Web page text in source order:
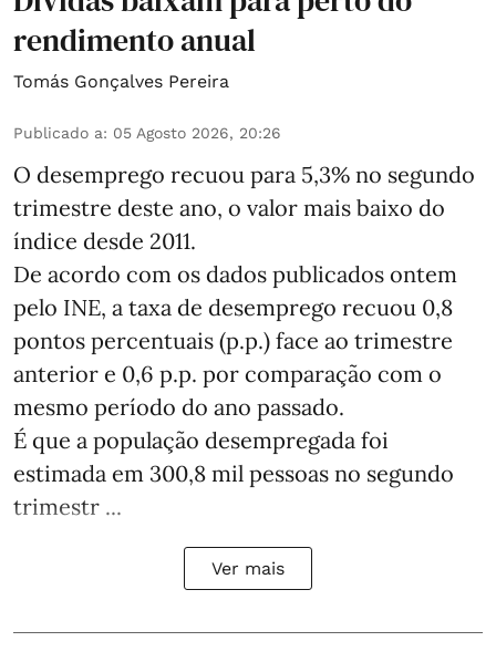
rendimento anual
Tomás Gonçalves Pereira
Publicado a: 05 Agosto 2026, 20:26
O desemprego recuou para 5,3% no segundo
trimestre deste ano, o valor mais baixo do
índice desde 2011.
De acordo com os dados publicados ontem
pelo INE, a taxa de desemprego recuou 0,8
pontos percentuais (p.p.) face ao trimestre
anterior e 0,6 p.p. por comparação com o
mesmo período do ano passado.
É que a população desempregada foi
estimada em 300,8 mil pessoas no segundo
trimestr ...
Ver mais